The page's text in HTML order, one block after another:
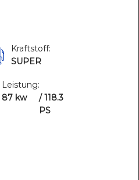
Kraftstoff:
SUPER
Leistung:
87 kw
/ 118.3
PS